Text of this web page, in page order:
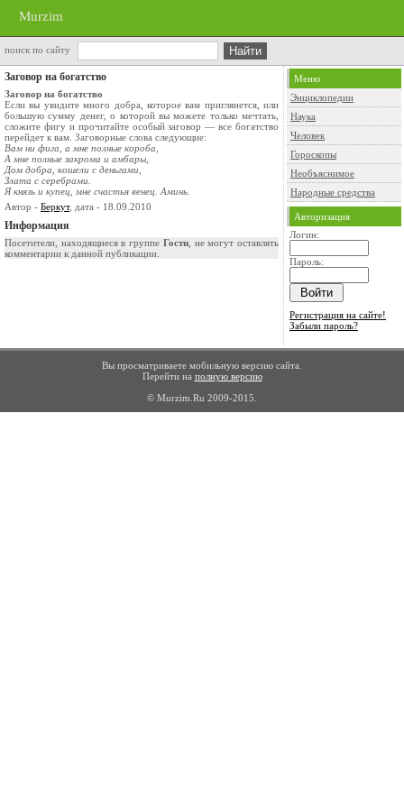
Murzim
поиск по сайту
Заговор на богатство
Заговор на богатство
Если вы увидите много добра, которое вам приглянется, или
большую сумму денег, о которой вы можете только мечтать,
сложите фигу и прочитайте особый заговор — все богатство
перейдет к вам. Заговорные слова следующие:
Вам ни фига, а мне полные короба,
А мне полные закрома и амбары,
Дом добра, кошели с деньгами,
Злата с серебрами.
Я князь и купец, мне счастья венец. Аминь.
Автор - Беркут, дата - 18.09.2010
Информация
Посетители, находящиеся в группе Гости, не могут оставлять
комментарии к данной публикации.
Меню
Энциклопедии
Наука
Человек
Гороскопы
Необъяснимое
Народные средства
Авторизация
Логин:
Пароль:
Регистрация на сайте!
Забыли пароль?
Вы просматриваете мобильную версию сайта.
Перейти на полную версию
© Murzim.Ru 2009-2015.